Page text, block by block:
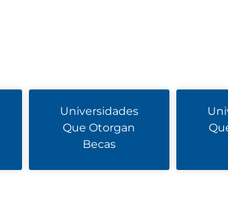
Universidades
Que Otorgan
Becas